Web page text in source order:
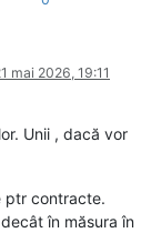
mai 2026, 19:11
Unii , dacă vor
ptr contracte.
în măsura în